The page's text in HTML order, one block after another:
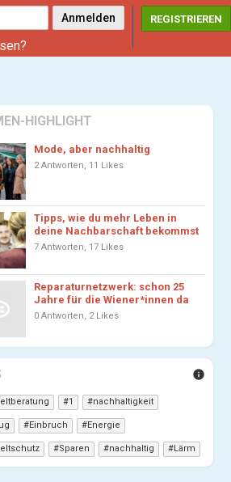
REGISTRIEREN
HIGHLIGHT
Mode, aber nachhaltig
2 Antworten, 11 Likes
Tipps, wie du mehr Leben in
deine Nachbarschaft bekommst
7 Antworten, 17 Likes
Reparaturnetzwerk: schon 25
Jahre für die Wiener*innen da
0 Antworten, 2 Likes
info
1 nachhaltigkeit
Einbruch Energie
Sparen nachhaltig Lärm